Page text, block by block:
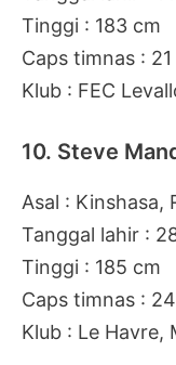
Tinggi : 183 cm
Caps timnas : 21
Klub : FEC
10. Steve
Asal : Kinshasa,
Tanggal lahir :
Tinggi : 185 cm
Caps timnas :
Klub : Le Havre,